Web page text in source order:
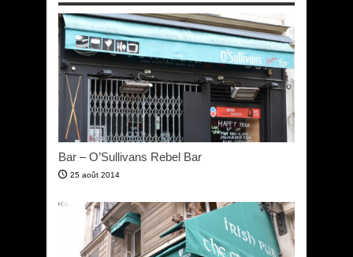
Bar – O’Sullivans Rebel Bar
25 août 2014